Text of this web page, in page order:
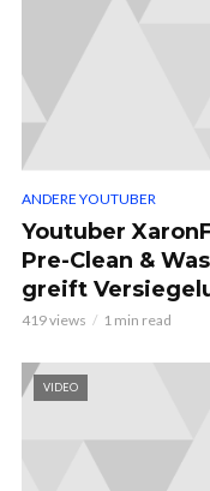
ANDERE YOUTUBER
Youtuber
Pre-Clean &
greift
419 views 1 min read
VIDEO